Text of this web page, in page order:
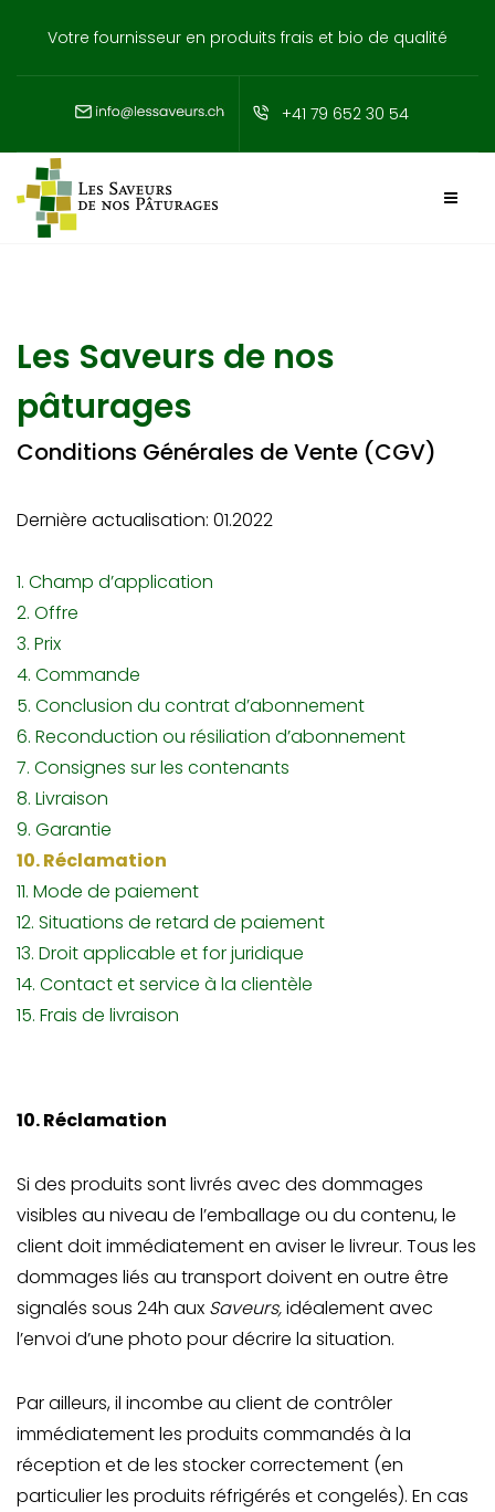
Votre fournisseur en produits frais et bio de qualité
+41 79 652 30 54
Les Saveurs de nos
pâturages
Conditions Générales de Vente (CGV)
Dernière actualisation: 01.2022
1. Champ d’application
2. Offre
3. Prix
4. Commande
5. Conclusion du contrat d’abonnement
6. Reconduction ou résiliation d’abonnement
7. Consignes sur les contenants
8. Livraison
9. Garantie
10. Réclamation
11. Mode de paiement
12. Situations de retard de paiement
13. Droit applicable et for juridique
14. Contact et service à la clientèle
15. Frais de livraison
10. Réclamation
Si des produits sont livrés avec des dommages
visibles au niveau de l’emballage ou du contenu, le
client doit immédiatement en aviser le livreur. Tous les
dommages liés au transport doivent en outre être
signalés sous 24h aux Saveurs,idéalement avec
l’envoi d’une photo pour décrire la situation.
Par ailleurs, il incombe au client de contrôler
immédiatement les produits commandés à la
réception et de les stocker correctement (en
particulier les produits réfrigérés et congelés). En cas